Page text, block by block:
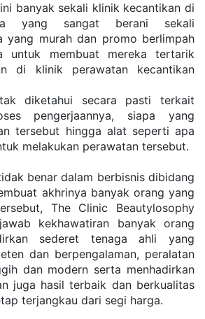
banyak sekali klinik kecantikan di
yang sangat berani sekali
yang murah dan promo berlimpah
untuk membuat mereka tertarik
di klinik perawatan kecantikan
diketahui secara pasti terkait
pengerjaannya, siapa yang
tersebut hingga alat seperti apa
melakukan perawatan tersebut.
benar dalam berbisnis dibidang
akhrinya banyak orang yang
The Clinic Beautylosophy
kekhawatiran banyak orang
sederet tenaga ahli yang
dan berpengalaman, peralatan
dan modern serta menhadirkan
juga hasil terbaik dan berkualitas
terjangkau dari segi harga.